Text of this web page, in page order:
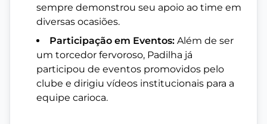
sempre demonstrou seu apoio ao time em
diversas ocasiões.
Participação em Eventos: Além de ser
um torcedor fervoroso, Padilha já
participou de eventos promovidos pelo
clube e dirigiu vídeos institucionais para a
equipe carioca.